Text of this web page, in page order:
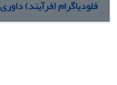
فلودیاگرام (فرآیند)